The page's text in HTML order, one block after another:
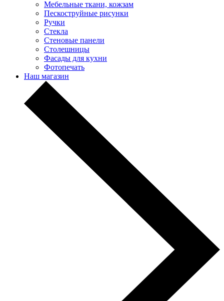
Мебельные ткани, кожзам
Пескоструйные рисунки
Ручки
Стекла
Стеновые панели
Столешницы
Фасады для кухни
Фотопечать
Наш магазин